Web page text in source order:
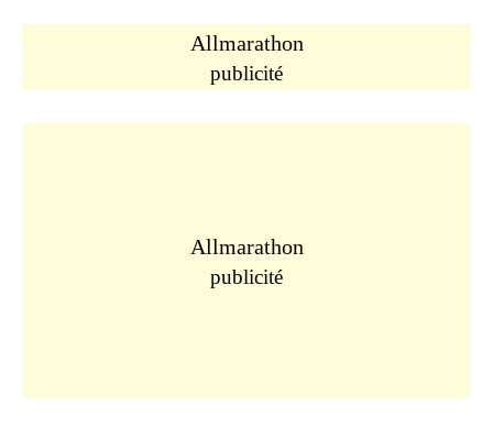
Allmarathon
publicité
Allmarathon
publicité